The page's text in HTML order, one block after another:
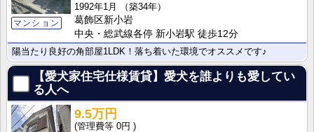
マンション
1992年1月
（築34年）
葛飾区新小岩
中央・総武線各停 新小岩駅 徒歩12分
陽当たり良好の角部屋1LDK！落ち着いた環境でオススメです♪
【愛犬家住宅仕様賃貸】愛犬を誰よりも愛してい
る人へ
9.5万円
0円